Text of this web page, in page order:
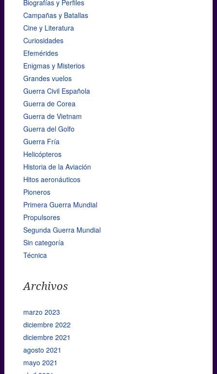
Biografías y Perfiles
Campañas y Batallas
Cine y Literatura
Curiosidades
Efemérides
Enigmas y Misterios
Grandes vuelos
Guerra Civil Española
Guerra de Corea
Guerra de Vietnam
Guerra del Golfo
Guerra Fría
Helicópteros
Historia de la Aviación
Hitos aeronáuticos
Pioneros
Primera Guerra Mundial
Propulsores
Segunda Guerra Mundial
Sin categoría
Técnica
Archivos
marzo 2023
diciembre 2022
diciembre 2021
agosto 2021
mayo 2021